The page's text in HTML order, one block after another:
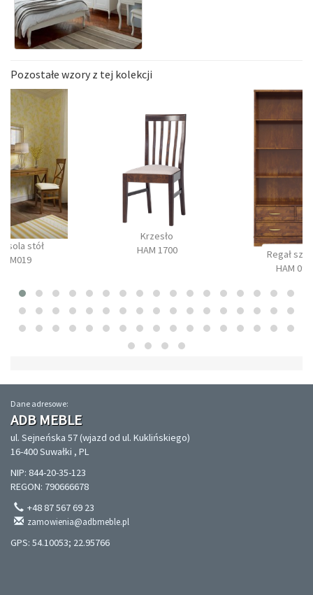
Pozostałe wzory z tej kolekcji
stół
BM019
Krzesło
HAM 1700
Regał
HAM
Dane adresowe:
ADB MEBLE
ul. Sejneńska 57 (wjazd od ul. Kuklińskiego)
16-400 Suwałki , PL
NIP: 844-20-35-123
REGON: 790666678
+48 87 567 69 23
zamowienia@adbmeble.pl
GPS: 54.10053; 22.95766